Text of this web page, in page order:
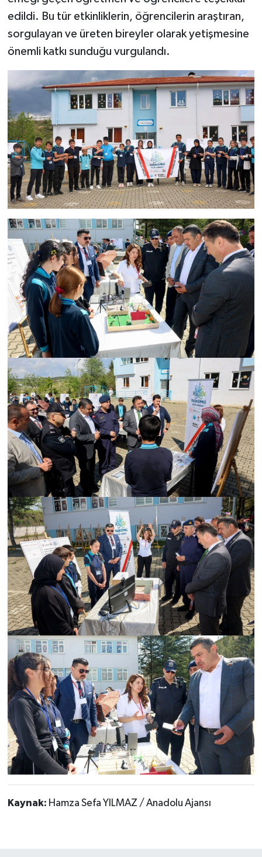
edildi. Bu tür etkinliklerin, öğrencilerin araştıran,
sorgulayan ve üreten bireyler olarak yetişmesine
önemli katkı sunduğu vurgulandı.
Kaynak: Hamza Sefa YILMAZ / Anadolu Ajansı